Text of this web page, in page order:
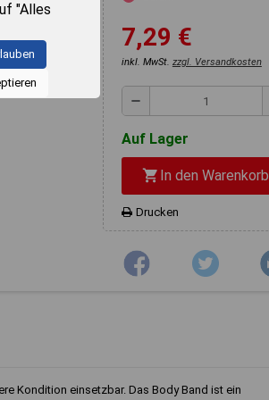
"Alles
zu denDas
7,29 €
inkl. MwSt. zzgl. Versandkosten
remove
Auf Lager
shopping_cart In den Warenkorb
Drucken
Kondition einsetzbar. Das Body Band ist ein